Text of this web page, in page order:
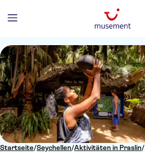
Startseite/Seychellen/Aktivitäten in Praslin/